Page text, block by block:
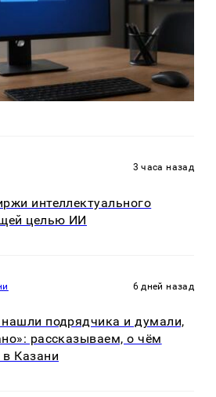
3 часа назад
интеллектуального
целью ИИ
6 дней назад
подрядчика и думали,
рассказываем, о чём
в Казани